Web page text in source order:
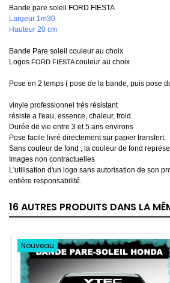
Bande pare soleil FORD FIESTA
Largeur 1m30
Hauteur 20 cm
Bande Pare soleil couleur au choix
Logos FORD FIESTAcouleur au choix
Pose en 2 temps ( pose de la bande, puis pose
vinyle professionnel très résistant
résiste a l'eau, essence, chaleur, froid.
Durée de vie entre 3 et 5 ans environs
Pose facile livré directement sur papier transfert.
Sans couleur de fond , la couleur de fond
Images non contractuelles
L'utilisation d'un logo sans autorisation de son
entière responsabilité.
16 AUTRES PRODUITS DANS LA
Nouveau